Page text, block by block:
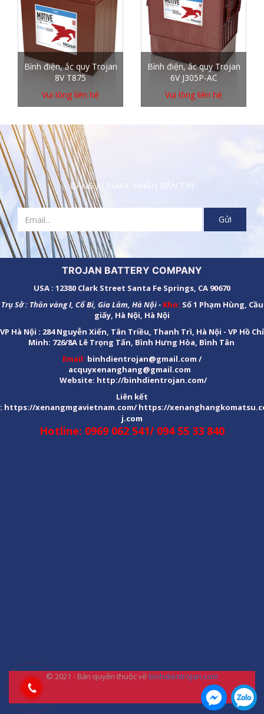
Bình điện, ắc quy Trojan
8V T875
Vui lòng liên hệ
Bình điện, ắc quy Trojan
6V J305P-AC
Vui lòng liên hệ
ĐĂNG KÍ EMAIL NHẬN BẢN TIN
TROJAN BATTERY COMPANY
USA : 12380 Clark Street Santa Fe Springs, CA 90670
Trụ Sở : Thôn vàng I, Cổ Bi, Gia Lâm, Hà Nội - Kho: Số 1 Phạm Hùng, Cầu
giấy, Hà Nội, Hà Nội
VP Hà Nội : 284 Nguyễn Xiển, Tân Triều, Thanh Trì, Hà Nội - VP Hồ Chí
Minh: 726/8A Lê Trọng Tấn, Bình Hưng Hòa, Bình Tân
Email: binhdientrojan@gmail.com /
acquyxenanghang@gmail.com
Website: http://binhdientrojan.com/
Liên kết
: https://xenangmgavietnam.com/ https://
j.com
Hotline: 0969 062 541/ 094 55 33 840
© 2021 - Bản quyền thuộc về binhdientrojan.com